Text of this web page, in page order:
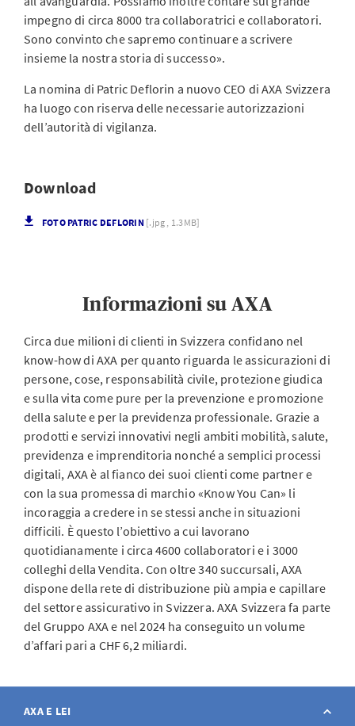
impegno di circa 8000 tra collaboratrici e collaboratori.
Sono convinto che sapremo continuare a scrivere
insieme la nostra storia di successo».
La nomina di Patric Deflorin a nuovo CEO di AXA Svizzera
ha luogo con riserva delle necessarie autorizzazioni
dell’autorità di vigilanza.
Download
FOTO PATRIC DEFLORIN [.jpg , 1.3MB]
Informazioni su AXA
Circa due milioni di clienti in Svizzera confidano nel
know-how di AXA per quanto riguarda le assicurazioni di
persone, cose, responsabilità civile, protezione giudica
e sulla vita come pure per la prevenzione e promozione
della salute e per la previdenza professionale. Grazie a
prodotti e servizi innovativi negli ambiti mobilità, salute,
previdenza e imprenditoria nonché a semplici processi
digitali, AXA è al fianco dei suoi clienti come partner e
con la sua promessa di marchio «Know You Can» li
incoraggia a credere in se stessi anche in situazioni
difficili. È questo l’obiettivo a cui lavorano
quotidianamente i circa 4600 collaboratori e i 3000
colleghi della Vendita. Con oltre 340 succursali, AXA
dispone della rete di distribuzione più ampia e capillare
del settore assicurativo in Svizzera. AXA Svizzera fa parte
del Gruppo AXA e nel 2024 ha conseguito un volume
d’affari pari a CHF 6,2 miliardi.
AXA E LEI